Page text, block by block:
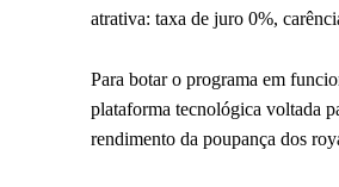
atrativa: taxa de juro 0%,
Para botar o programa em
plataforma tecnológica voltada
rendimento da poupança dos